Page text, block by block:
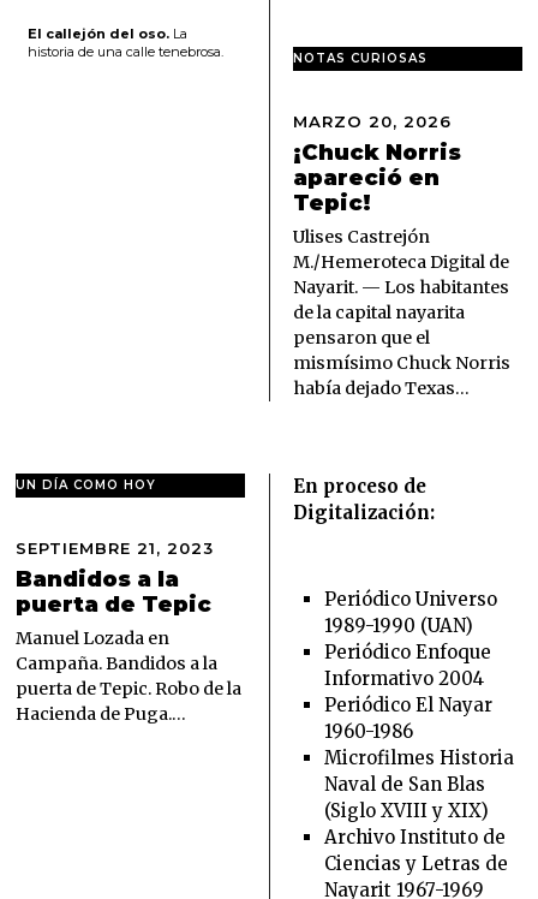
El callejón del oso.La
historia de una calle tenebrosa.
NOTAS CURIOSAS
MARZO 20, 2026
R
0
,
2
0
6
¡Chuck Norris
apareció en
Tepic!
Ulises Castrejón
M./Hemeroteca Digital de
Nayarit. — Los habitantes
de la capital nayarita
pensaron que el
mismísimo Chuck Norris
había dejado Texas…
UN DÍA COMO HOY
SEPTIEMBRE 21, 2023
E
M
B
Bandidos a la
puerta de Tepic
Manuel Lozada en
Campaña. Bandidos a la
puerta de Tepic. Robo de la
Hacienda de Puga.…
En proceso de
Digitalización:
Periódico Universo
1989-1990 (UAN)
Periódico Enfoque
Informativo 2004
Periódico El Nayar
1960-1986
Microfilmes Historia
Naval de San Blas
(Siglo XVIII y XIX)
Archivo Instituto de
Ciencias y Letras de
Nayarit 1967-1969